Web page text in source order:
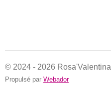
© 2024 - 2026 Rosa'Valentina
Propulsé par Webador